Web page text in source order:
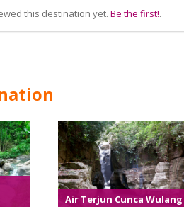
this destination yet. Be the first!.
Air Terjun Cunca Wulang